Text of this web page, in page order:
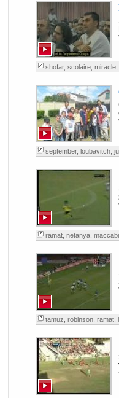
shofar, scolaire, miracle,
september, loubavitch,
ramat, netanya, maccabi,
tamuz robinson, ramat,